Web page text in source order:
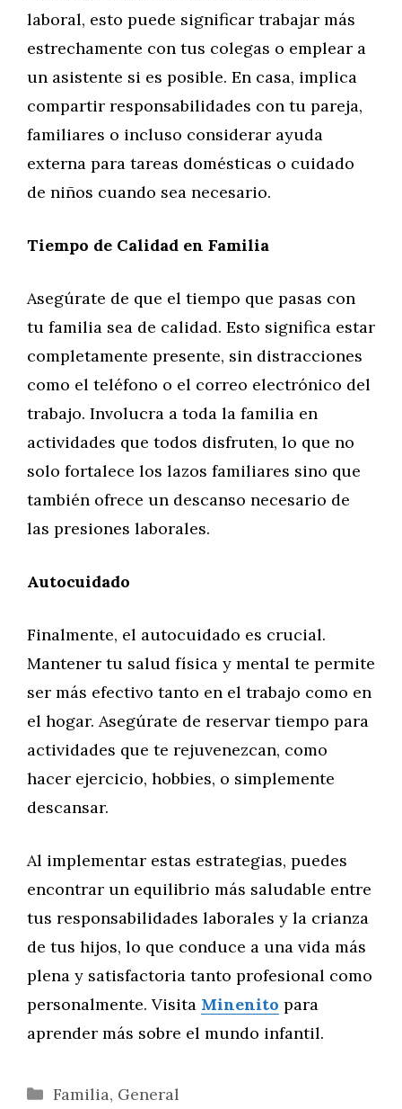
laboral, esto puede significar trabajar más
estrechamente con tus colegas o emplear a
un asistente si es posible. En casa, implica
compartir responsabilidades con tu pareja,
familiares o incluso considerar ayuda
externa para tareas domésticas o cuidado
de niños cuando sea necesario.
Tiempo de Calidad en Familia
Asegúrate de que el tiempo que pasas con
tu familia sea de calidad. Esto significa estar
completamente presente, sin distracciones
como el teléfono o el correo electrónico del
trabajo. Involucra a toda la familia en
actividades que todos disfruten, lo que no
solo fortalece los lazos familiares sino que
también ofrece un descanso necesario de
las presiones laborales.
Autocuidado
Finalmente, el autocuidado es crucial.
Mantener tu salud física y mental te permite
ser más efectivo tanto en el trabajo como en
el hogar. Asegúrate de reservar tiempo para
actividades que te rejuvenezcan, como
hacer ejercicio, hobbies, o simplemente
descansar.
Al implementar estas estrategias, puedes
encontrar un equilibrio más saludable entre
tus responsabilidades laborales y la crianza
de tus hijos, lo que conduce a una vida más
plena y satisfactoria tanto profesional como
personalmente. Visita Minenito para
aprender más sobre el mundo infantil.
Categorías
Familia, General